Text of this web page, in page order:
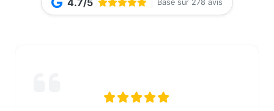
Basé sur 278 avis